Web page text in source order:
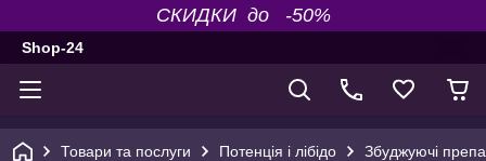
СКИДКИ до -50%
Shop-24
Товари та послуги Потенція і лібідо Збуджуючі